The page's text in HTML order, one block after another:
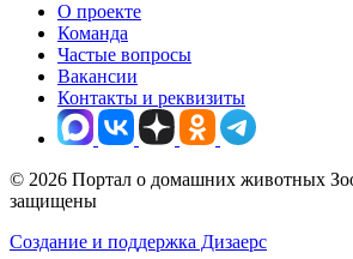
О проекте
Команда
Частые вопросы
Вакансии
Контакты и реквизиты
© 2026 Портал о домашних животных
защищены
Создание и поддержка Дизаерс